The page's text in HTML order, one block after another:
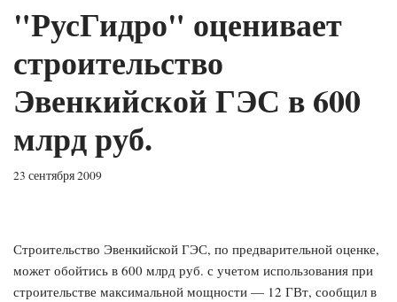
"РусГидро" оценивает
строительство
Эвенкийской ГЭС в 600
млрд руб.
23 сентября 2009
Строительство Эвенкийской ГЭС, по предварительной оценке,
может обойтись в 600 млрд руб. с учетом использования при
строительстве максимальной мощности — 12 ГВт, сообщил в